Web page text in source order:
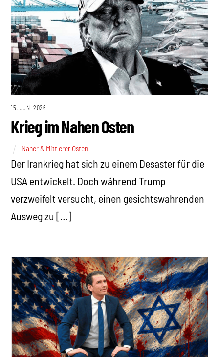
15. JUNI 2026
Krieg im Nahen Osten
Naher & Mittlerer Osten
Der Irankrieg hat sich zu einem Desaster für die
USA entwickelt. Doch während Trump
verzweifelt versucht, einen gesichtswahrenden
Ausweg zu […]